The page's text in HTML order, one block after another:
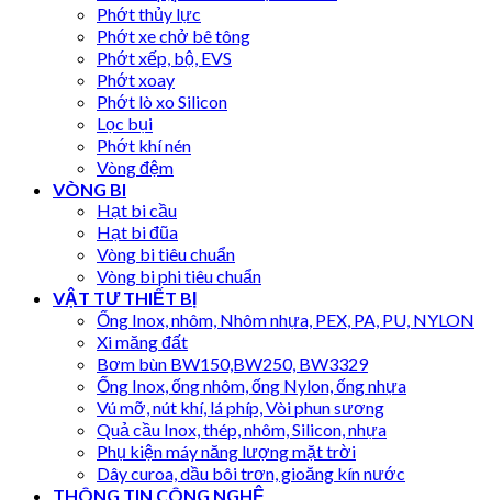
Phớt thủy lực
Phớt xe chở bê tông
Phớt xếp, bộ, EVS
Phớt xoay
Phớt lò xo Silicon
Lọc bụi
Phớt khí nén
Vòng đệm
VÒNG BI
Hạt bi cầu
Hạt bi đũa
Vòng bi tiêu chuẩn
Vòng bi phi tiêu chuẩn
VẬT TƯ THIẾT BỊ
Ống Inox, nhôm, Nhôm nhựa, PEX, PA, PU, NYLON
Xi măng đất
Bơm bùn BW150,BW250, BW3329
Ống Inox, ống nhôm, ống Nylon, ống nhựa
Vú mỡ, nút khí, lá phíp, Vòi phun sương
Quả cầu Inox, thép, nhôm, Silicon, nhựa
Phụ kiện máy năng lượng mặt trời
Dây curoa, dầu bôi trơn, gioăng kín nước
THÔNG TIN CÔNG NGHỆ